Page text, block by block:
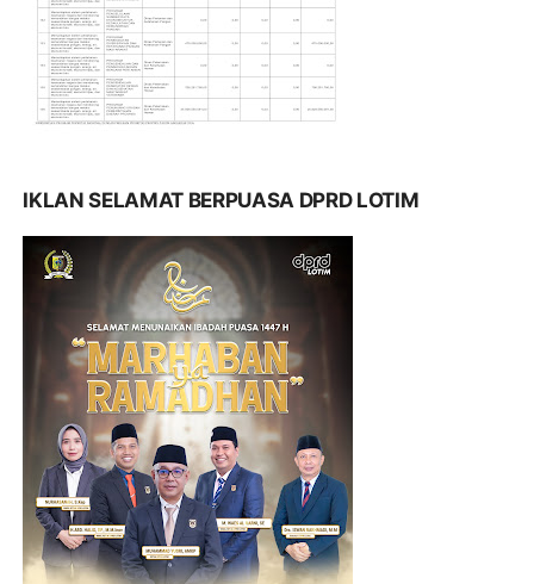
IKLAN SELAMAT BERPUASA DPRD LOTIM